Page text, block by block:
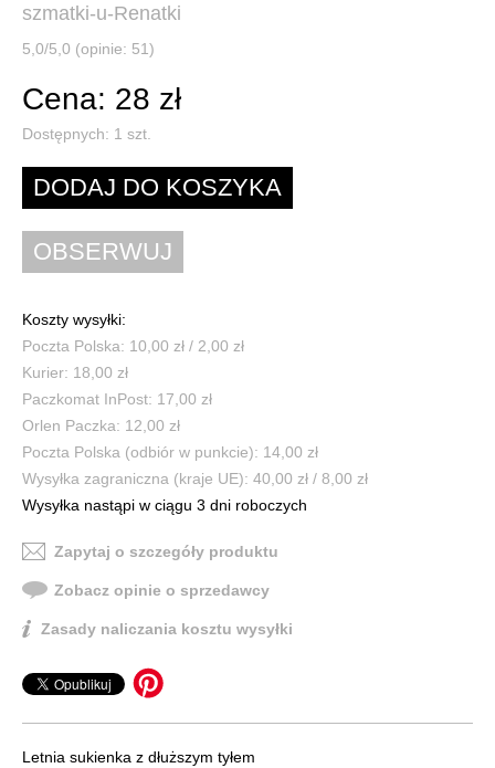
szmatki-u-Renatki
5,0/5,0 (opinie: 51)
Cena: 28 zł
Dostępnych: 1 szt.
Koszty wysyłki:
Poczta Polska: 10,00 zł / 2,00 zł
Kurier: 18,00 zł
Paczkomat InPost: 17,00 zł
Orlen Paczka: 12,00 zł
Poczta Polska (odbiór w punkcie): 14,00 zł
Wysyłka zagraniczna (kraje UE): 40,00 zł / 8,00 zł
Wysyłka nastąpi w ciągu 3 dni roboczych
Zapytaj o szczegóły produktu
Zobacz opinie o sprzedawcy
Zasady naliczania kosztu wysyłki
Letnia sukienka z dłuższym tyłem